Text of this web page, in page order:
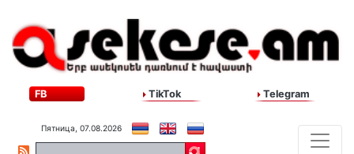
FB TikTok Telegram
Пятница, 07.08.2026